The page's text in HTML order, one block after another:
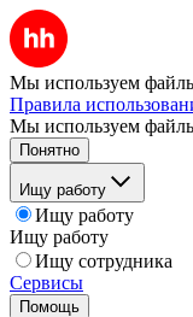
Мы используем файлы
Правила
Мы используем
Понятно
Ищу работу
Ищу работу
Ищу работу
Ищу сотрудника
Сервисы
Помощь